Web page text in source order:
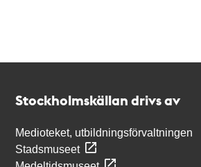
Stockholmskällan drivs av
Medioteket, utbildningsförvaltningen
Stadsmuseet